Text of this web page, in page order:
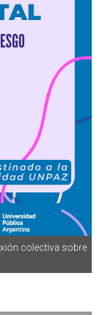
colectiva sobre